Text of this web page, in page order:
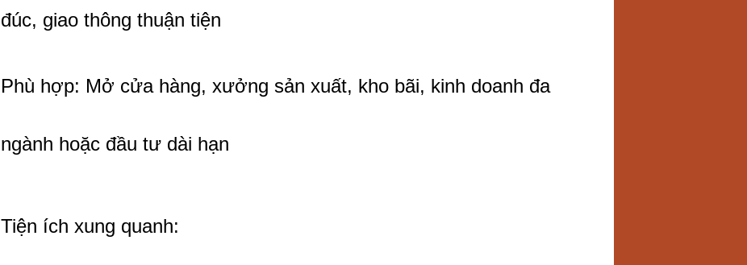
đúc, giao thông thuận tiện
Phù hợp: Mở cửa hàng, xưởng sản xuất, kho bãi, kinh doanh đa
ngành hoặc đầu tư dài hạn
Tiện ích xung quanh: